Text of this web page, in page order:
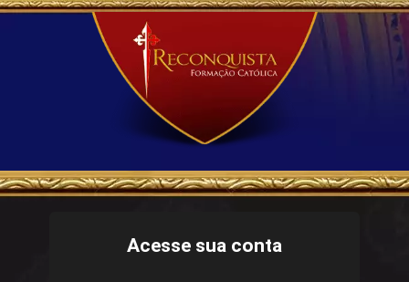
Acesse sua conta